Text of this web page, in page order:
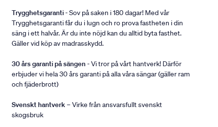
Trygghetsgaranti- Sov på saken i 180 dagar! Med vår
Trygghetsgaranti får du i lugn och ro prova fastheten i din
säng i ett halvår. Är du inte nöjd kan du alltid byta fasthet.
Gäller vid köp av madrasskydd.
30 års garanti på sängen - Vi tror på vårt hantverk! Därför
erbjuder vi hela 30 års garanti på alla våra sängar (gäller ram
och fjäderbrott)
Svenskt hantverk– Virke från ansvarsfullt svenskt
skogsbruk